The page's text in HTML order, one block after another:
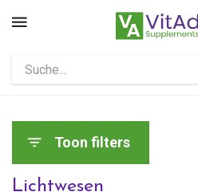
Toon filters
Lichtwesen